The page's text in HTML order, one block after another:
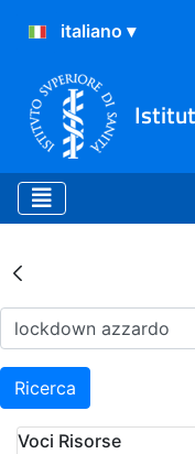
Risultati
Ricerca
Voci Risorse